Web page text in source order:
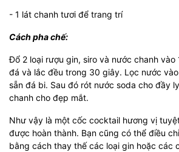
- 1 lát chanh tươi để trang trí
Cách pha chế:
Đổ 2 loại rượu gin, siro và nước chanh vào
đá và lắc đều trong 30 giây. Lọc nước
sẵn đá bi. Sau đó rót nước soda cho đầy
chanh cho đẹp mắt.
Như vậy là một cốc cocktail hương vị
được hoàn thành. Bạn cũng có thể điều
bằng cách thay thế các loại gin hoặc các